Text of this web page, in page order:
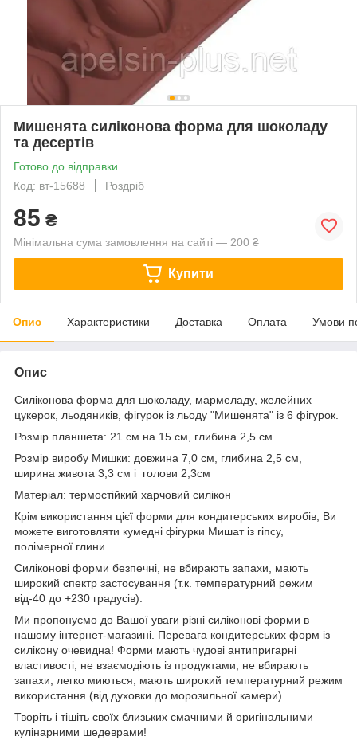
Мишенята силіконова форма для шоколаду
та десертів
Готово до відправки
Код: вт-15688
Роздріб
85 ₴
Мінімальна сума замовлення на сайті — 200 ₴
Купити
Опис Характеристики Доставка Оплата Умови
Опис
Силіконова форма для шоколаду, мармеладу, желейних
цукерок, льодяників, фігурок із льоду "Мишенята" із 6 фігурок.
Розмір планшета: 21 см на 15 см, глибина 2,5 см
Розмір виробу Мишки: довжина 7,0 см, глибина 2,5 см,
ширина живота 3,3 см і голови 2,3см
Матеріал: термостійкий харчовий силікон
Крім використання цієї форми для кондитерських виробів, Ви
можете виготовляти кумедні фігурки Мишат із гіпсу,
полімерної глини.
Силіконові форми безпечні, не вбирають запахи, мають
широкий спектр застосування (т.к. температурний режим
від-40 до +230 градусів).
Ми пропонуємо до Вашої уваги різні силіконові форми в
нашому інтернет-магазині. Перевага кондитерських форм із
силікону очевидна! Форми мають чудові антипригарні
властивості, не взаємодіють із продуктами, не вбирають
запахи, легко миються, мають широкий температурний режим
використання (від духовки до морозильної камери).
Творіть і тішіть своїх близьких смачними й оригінальними
кулінарними шедеврами!